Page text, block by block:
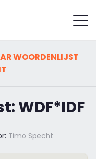
WOORDENLIJST
WDF*IDF
Timo Specht